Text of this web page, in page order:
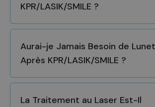
KPR/LASIK/SMILE ?
Aurai-je Jamais Besoin de
Après KPR/LASIK/SMILE ?
La Traitement au Laser Est-Il